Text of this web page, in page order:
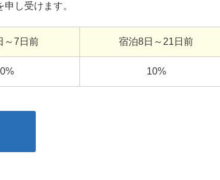
し受けます。
～7日前 宿泊8日～21日前
10%